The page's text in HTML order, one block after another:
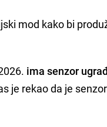
mod kako bi
ima senzor
je rekao da je